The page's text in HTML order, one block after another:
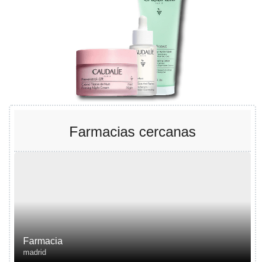
Farmacias cercanas
Farmacia
madrid